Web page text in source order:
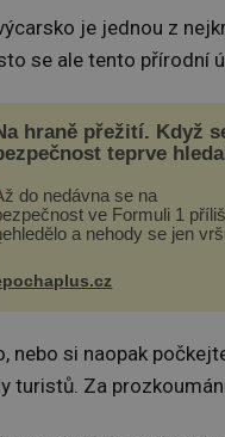
je jednou z
se ale tento přírodní
hraně přežití. Když
teprve
do nedávna se na
ve Formuli 1 příliš
a nehody se jen
kůži, často s trvalými následky
bohužel i ztrátou života.
nepochopiteln...
nebo si naopak
turistů. Za